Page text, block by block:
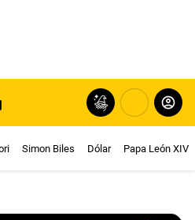
Simon Biles Dólar Papa León XIV